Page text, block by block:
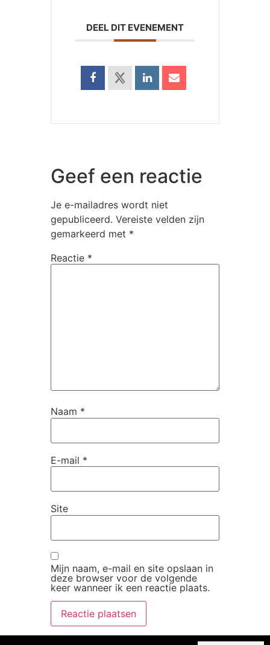
DEEL DIT EVENEMENT
Geef een reactie
Je e-mailadres wordt niet
gepubliceerd. Vereiste velden zijn
gemarkeerd met *
Reactie *
Naam *
E-mail *
Site
Mijn naam, e-mail en site opslaan in
deze browser voor de volgende
keer wanneer ik een reactie plaats.